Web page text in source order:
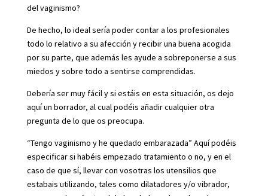
del vaginismo?
De hecho, lo ideal sería poder contar a los profesionales
todo lo relativo a su afección y recibir una buena acogida
por su parte, que además les ayude a sobreponerse a sus
miedos y sobre todo a sentirse comprendidas.
Debería ser muy fácil y si estáis en esta situación, os dejo
aquí un borrador, al cual podéis añadir cualquier otra
pregunta de lo que os preocupa.
“Tengo vaginismo y he quedado embarazada” Aquí podéis
especificar si habéis empezado tratamiento o no, y en el
caso de que sí, llevar con vosotras los utensilios que
estabais utilizando, tales como dilatadores y/o vibrador,